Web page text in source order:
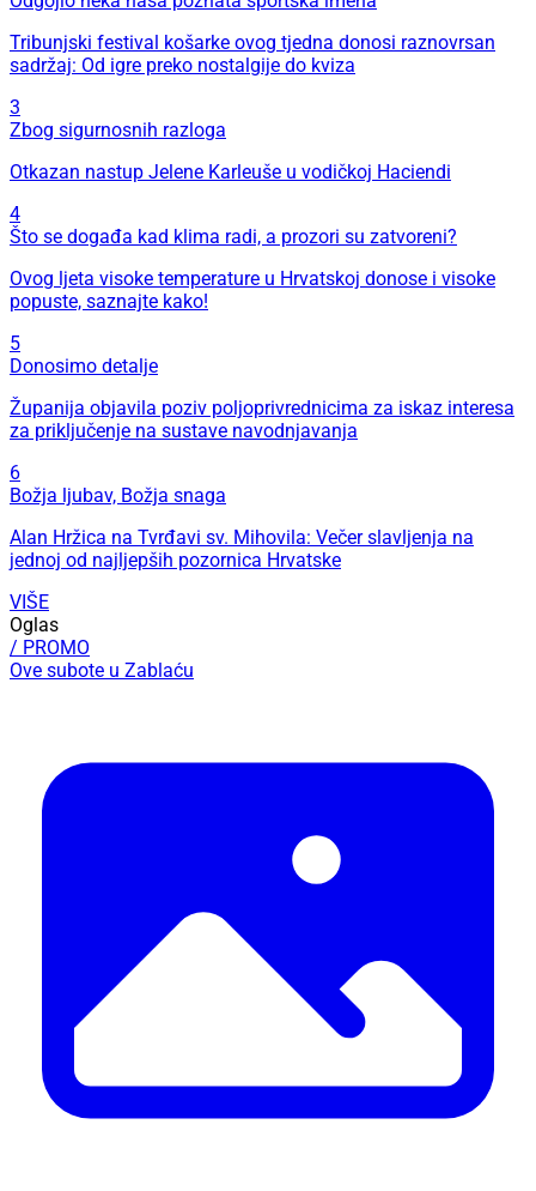
Tribunjski festival košarke ovog tjedna donosi raznovrsan
sadržaj: Od igre preko nostalgije do kviza
3
Zbog sigurnosnih razloga
Otkazan nastup Jelene Karleuše u vodičkoj Haciendi
4
Što se događa kad klima radi, a prozori su zatvoreni?
Ovog ljeta visoke temperature u Hrvatskoj donose i visoke
popuste, saznajte kako!
5
Donosimo detalje
Županija objavila poziv poljoprivrednicima za iskaz interesa
za priključenje na sustave navodnjavanja
6
Božja ljubav, Božja snaga
Alan Hržica na Tvrđavi sv. Mihovila: Večer slavljenja na
jednoj od najljepših pozornica Hrvatske
VIŠE
Oglas
/ PROMO
Ove subote u Zablaću